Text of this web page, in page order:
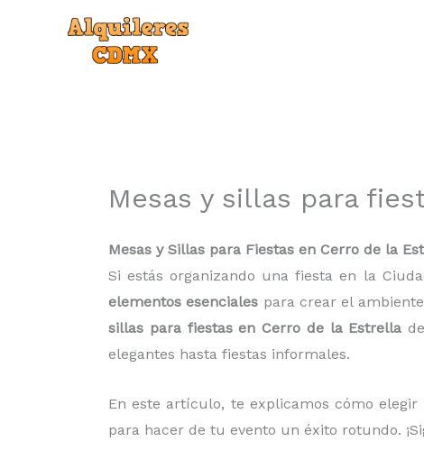
Mesas y sillas para
Mesas y Sillas para Fiestas en Cerro de la
Si estás organizando una fiesta en la
elementos esenciales para crear el
sillas para fiestas en Cerro de la Estrella
elegantes hasta fiestas informales.
En este artículo, te explicamos cómo
para hacer de tu evento un éxito rotundo.